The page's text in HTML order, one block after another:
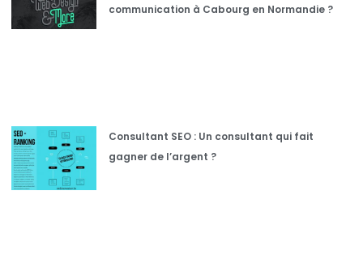
communication à Cabourg en Normandie ?
Consultant SEO : Un consultant qui fait
gagner de l’argent ?